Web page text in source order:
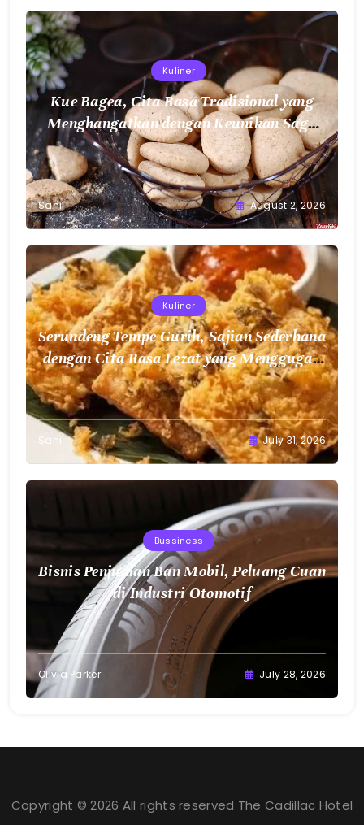
Kuliner
Kue Bagea, Cita Rasa Tradisional yang
Menghangatkan dengan Keunikan Sagu
Nusantara
Sahil August 2, 2026
Kuliner
Serundeng Tempe Gurih, Sajian Sederhana
dengan Cita Rasa Lezat yang Menggugah
Selera
Sahil July 31, 2026
Bussiness
Bisnis Penjualan Ban Mobil, Peluang Cuan
di Industri Otomotif
Olivia Parker July 28, 2026
Copyright © 2026 All rights reserved The Cadillac Hotel